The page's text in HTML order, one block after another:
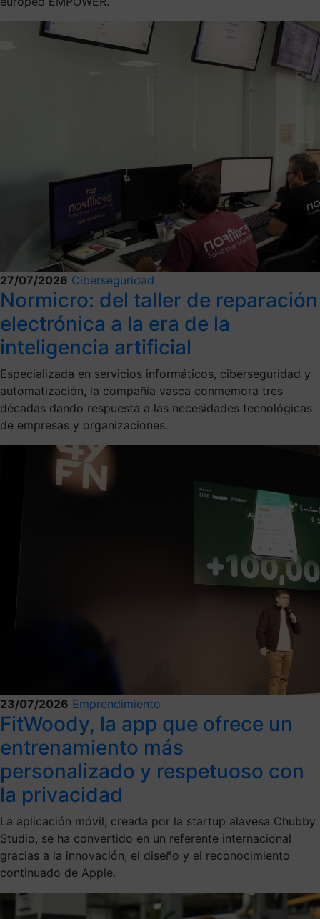
27/07/2026 Ciberseguridad
Normicro: del taller de reparación
electrónica a la era de la
inteligencia artificial
Especializada en servicios informáticos, ciberseguridad y
automatización, la compañía vasca conmemora tres
décadas dando respuesta a las necesidades tecnológicas
de empresas y organizaciones.
23/07/2026 Emprendimiento
FitWoody, la app que ofrece un
entrenamiento más
personalizado y respetuoso con
la privacidad
La aplicación móvil, creada por la startup alavesa Chubby
Studio, se ha convertido en un referente internacional
gracias a la innovación, el diseño y el reconocimiento
continuado de Apple.